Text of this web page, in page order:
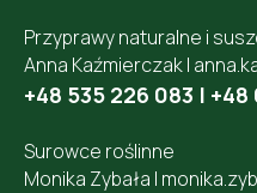
Przyprawy naturalne i
Anna Kaźmierczak |
+48 535 226 083 | +48
Surowce roślinne
Monika Zybała |